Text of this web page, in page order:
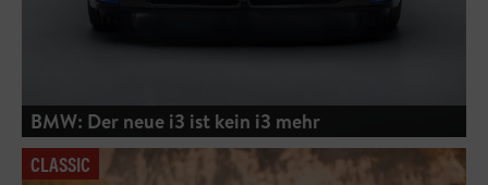
BMW: Der neue i3 ist kein i3 mehr
CLASSIC